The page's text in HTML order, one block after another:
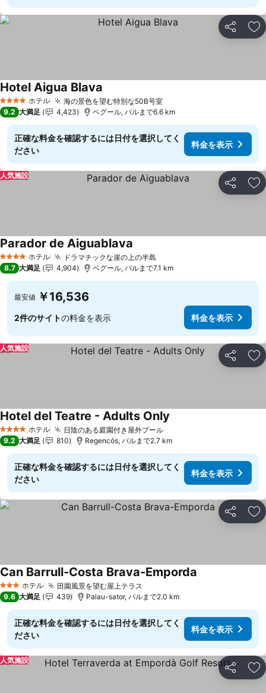
シェア お
4 ホテルのランク
ホテル 海の景色を望む特別な50B号室
Hotel Aigua Blava
9.2 大満足 4,423 ベグール, パルまで6.6 km
正確な料金を確認するには日付を選択してく
ださい
料金を表示
シェア お
人気施設
4 ホテルのランク
ホテル ドラマチックな崖の上の半島
Parador de Aiguablava
8.7 大満足 4,904 ベグール, パルまで7.1 km
最安値 ￥16,536
2件のサイトの料金を表示 料金を表示
シェア お
人気施設
4 ホテルのランク
ホテル 日陰のある庭園付き屋外プール
Hotel del Teatre - Adults Only
9.2 大満足 810 Regencós, パルまで2.7 km
正確な料金を確認するには日付を選択してく
ださい
料金を表示
シェア お
3 ホテルのランク
ホテル 田園風景を望む屋上テラス
Can Barrull-Costa Brava-Emporda
9.6 大満足 439 Palau-sator, パルまで2.0 km
正確な料金を確認するには日付を選択してく
ださい
料金を表示
シェア お
人気施設